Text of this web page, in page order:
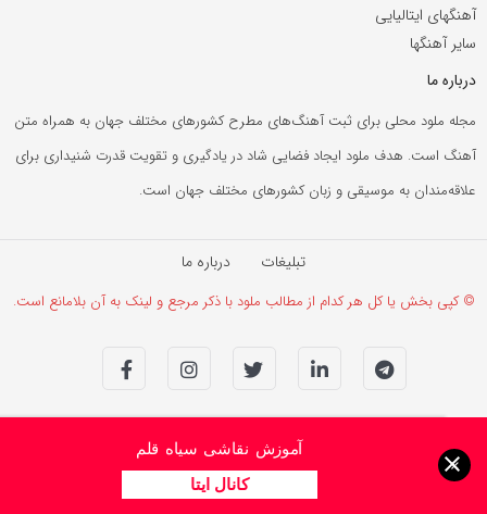
آهنگهای ایتالیایی
سایر آهنگها
درباره ما
مجله ملود محلی برای ثبت آهنگ‌های مطرح کشورهای مختلف جهان به همراه متن
آهنگ است. هدف ملود ایجاد فضایی شاد در یادگیری و تقویت قدرت شنیداری برای
علاقه‌مندان به موسیقی و زبان کشورهای مختلف جهان است.
تبلیغات درباره ما
© کپی بخش یا کل هر کدام از مطالب ملود با ذکر مرجع و لینک به آن بلامانع است.
آموزش نقاشی سیاه قلم
کانال ایتا
×